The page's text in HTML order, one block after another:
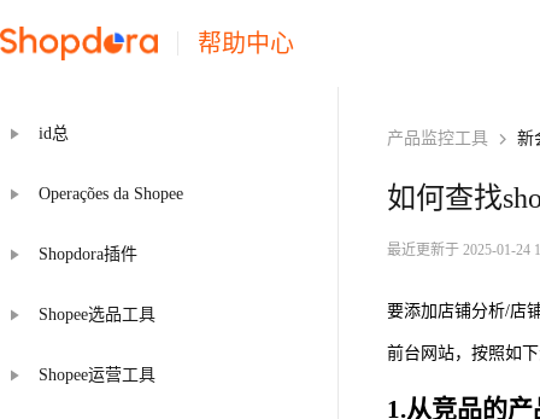
帮助中心
id总
Operações da Shopee
Shopdora插件
Shopee选品工具
Shopee运营工具
产品监控工具 新
如何查找
最近更新于 2025-01-24
要添加店铺分析/店
前台网站，按照如
1.从竞品的